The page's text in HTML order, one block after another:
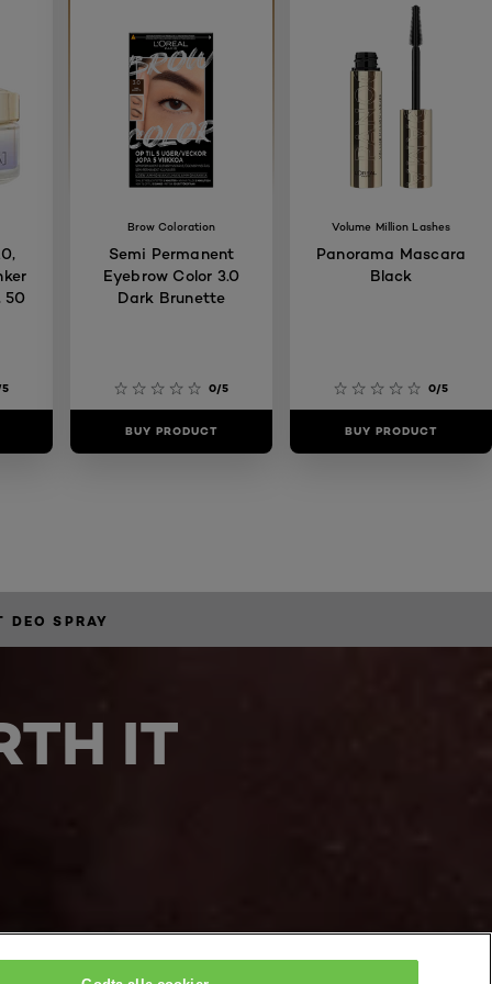
50
Brow Coloration
Semi Permanent
Eyebrow Color 3.0
Dark Brunette
0/5
BUY PRODUCT
Volume Million Lashes
Panorama Mascara
Black
0/5
BUY PRODUCT
DEO SPRAY
IT